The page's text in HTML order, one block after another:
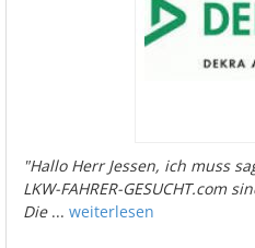
"Hallo Herr Jessen, ich muss
LKW-FAHRER-GESUCHT.com
Die... weiterlesen